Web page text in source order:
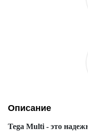
Описание
Tega Multi - это